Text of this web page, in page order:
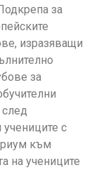
за
изразяващи
за
с
към
на учениците